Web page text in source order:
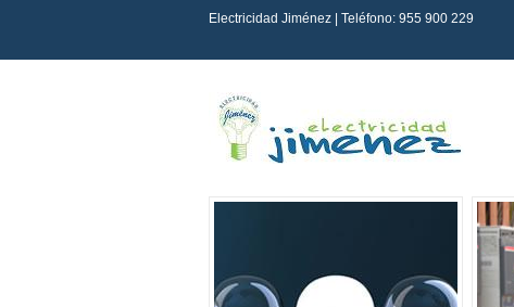
Electricidad Jiménez | Teléfono: 955 900 229